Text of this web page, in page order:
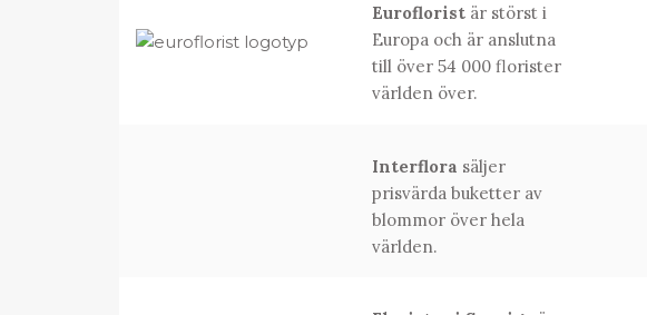
Euroflorist är störst i
Europa och är anslutna
till över 54 000 florister
världen över.
Interflora säljer
prisvärda buketter av
blommor över hela
världen.